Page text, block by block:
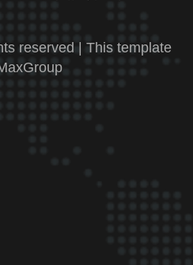
reserved | This template